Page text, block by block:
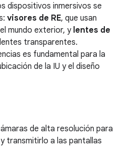
dispositivos inmersivos se
visores de RE, que usan
mundo exterior, y lentes de
transparentes.
es fundamental para la
de la IU y el diseño
de alta resolución para
transmitirlo a las pantallas